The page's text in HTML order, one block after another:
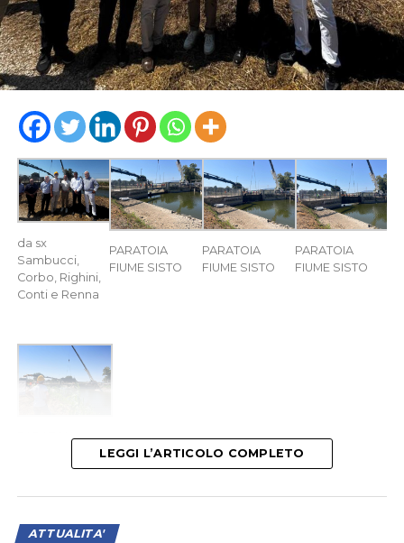
da sx
Sambucci,
Corbo, Righini,
Conti e Renna
PARATOIA
FIUME SISTO
PARATOIA
FIUME SISTO
PARATOIA
FIUME SISTO
PARATOIA
LATINA– E’ stata inaugurata questa mattina dal
Consorzio di Bonifica Lazio Sud Ovest la nuova paratoia
LEGGI L’ARTICOLO COMPLETO
ATTUALITA'